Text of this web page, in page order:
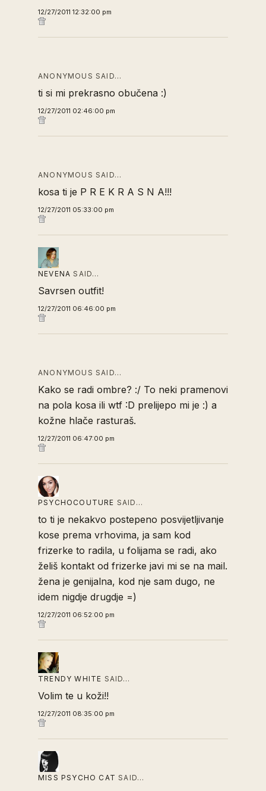
12/27/2011 12:32:00 pm
ANONYMOUS SAID…
ti si mi prekrasno obučena :)
12/27/2011 02:46:00 pm
ANONYMOUS SAID…
kosa ti je P R E K R A S N A!!!
12/27/2011 05:33:00 pm
NEVENA SAID…
Savrsen outfit!
12/27/2011 06:46:00 pm
ANONYMOUS SAID…
Kako se radi ombre? :/ To neki pramenovi
na pola kosa ili wtf :D prelijepo mi je :) a
kožne hlače rasturaš.
12/27/2011 06:47:00 pm
PSYCHOCOUTURE SAID…
to ti je nekakvo postepeno posvijetljivanje
kose prema vrhovima, ja sam kod
frizerke to radila, u folijama se radi, ako
želiš kontakt od frizerke javi mi se na mail.
žena je genijalna, kod nje sam dugo, ne
idem nigdje drugdje =)
12/27/2011 06:52:00 pm
TRENDY WHITE SAID…
Volim te u koži!!
12/27/2011 08:35:00 pm
MISS PSYCHO CAT SAID…